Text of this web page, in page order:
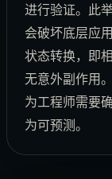
进行验证。此
会破坏底层应
状态转换，即
无意外副作用
为工程师需要
为可预测。